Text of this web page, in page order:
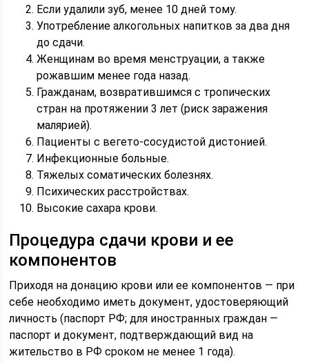
Если удалили зуб, менее 10 дней тому.
Употребление алкогольных напитков за два дня
до сдачи.
Женщинам во время менструации, а также
рожавшим менее года назад.
Гражданам, возвратившимся с тропических
стран на протяжении 3 лет (риск заражения
малярией).
Пациенты с вегето-сосудистой дистонией.
Инфекционные больные.
Тяжелых соматических болезнях.
Психических расстройствах.
Высокие сахара крови.
Процедура сдачи крови и ее
компонентов
Приходя на донацию крови или ее компонентов — при
себе необходимо иметь документ, удостоверяющий
личность (паспорт РФ; для иностранных граждан —
паспорт и документ, подтверждающий вид на
жительство в РФ сроком не менее 1 года).